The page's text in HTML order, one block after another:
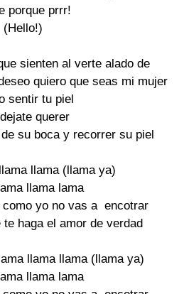
porque prrr!
(Hello!)
sienten al verte alado de
quiero que seas mi mujer
sentir tu piel
querer
su boca y recorrer su piel
llama (llama ya)
llama lama
yo no vas a  encotrar
haga el amor de verdad
llama llama (llama ya)
llama lama